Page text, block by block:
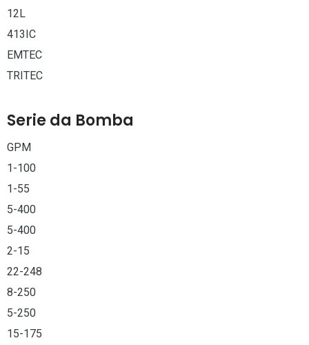
12L
413IC
EMTEC
TRITEC
Serie da Bomba
GPM
1-100
1-55
5-400
5-400
2-15
22-248
8-250
5-250
15-175